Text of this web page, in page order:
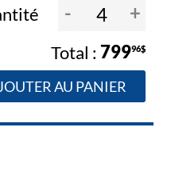
- +
79996$
AU PANIER